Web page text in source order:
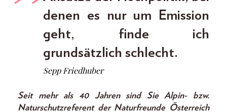
denen es nur um Emission
geht, finde ich
grundsätzlich schlecht.
Sepp Friedhuber
Seit mehr als 40 Jahren sind Sie Alpin- bzw.
Naturschutzreferent der Naturfreunde Österreich